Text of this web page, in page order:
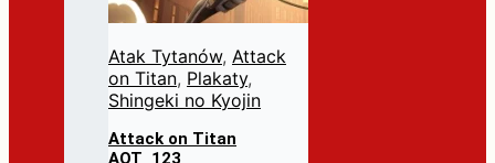
Atak Tytanów, Attack
on Titan, Plakaty,
Shingeki no Kyojin
Attack on Titan
AOT_123